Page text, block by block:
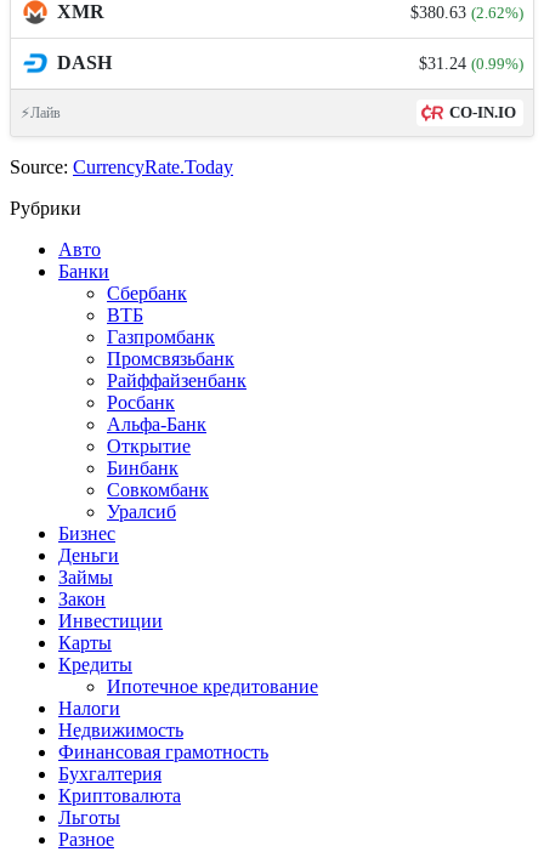
XMR $380.63 (2.62%)
DASH $31.24 (0.99%)
⚡Лайв CO-IN.IO
Source: CurrencyRate.Today
Рубрики
Авто
Банки
Сбербанк
ВТБ
Газпромбанк
Промсвязьбанк
Райффайзенбанк
Росбанк
Альфа-Банк
Открытие
Бинбанк
Совкомбанк
Уралсиб
Бизнес
Деньги
Займы
Закон
Инвестиции
Карты
Кредиты
Ипотечное кредитование
Налоги
Недвижимость
Финансовая грамотность
Бухгалтерия
Криптовалюта
Льготы
Разное